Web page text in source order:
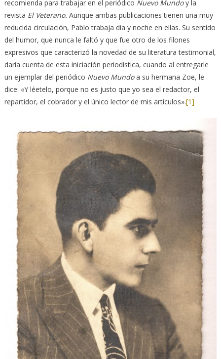
recomienda para trabajar en el periódico Nuevo Mundoy la
revista El Veterano. Aunque ambas publicaciones tienen una muy
reducida circulación, Pablo trabaja día y noche en ellas. Su sentido
del humor, que nunca le faltó y que fue otro de los filones
expresivos que caracterizó la novedad de su literatura testimonial,
daría cuenta de esta iniciación periodística, cuando al entregarle
un ejemplar del periódico Nuevo Mundoa su hermana Zoe, le
dice: «Y léetelo, porque no es justo que yo sea el redactor, el
repartidor, el cobrador y el único lector de mis artículos».[1]